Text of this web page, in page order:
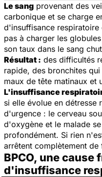
Le sang provenant des
carbonique et se charge
d'insuffisance
pas à charger les
son taux dans le sang
Résultat : des difficultés
rapide, des bronchites
maux de tête matinaux et
L'insuffisance
si elle évolue en détresse
d'urgence : le cerveau
d'oxygène et le malade
profondément. Si rien
arrêtent complètement de
BPCO, une cause
d'insuffisance